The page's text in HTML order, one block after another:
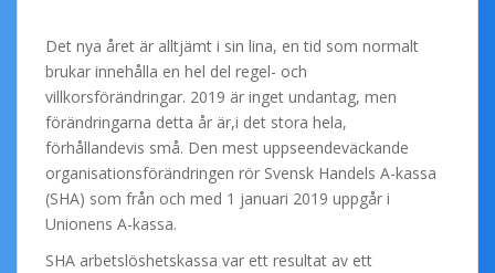
Det nya året är alltjämt i sin lina, en tid som normalt
brukar innehålla en hel del regel- och
villkorsförändringar. 2019 är inget undantag, men
förändringarna detta år är,i det stora hela,
förhållandevis små. Den mest uppseendeväckande
organisationsförändringen rör Svensk Handels A-kassa
(SHA) som från och med 1 januari 2019 uppgår i
Unionens A-kassa.
SHA arbetslöshetskassa var ett resultat av ett